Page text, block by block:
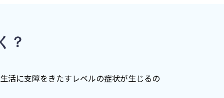
？
活に支障をきたすレベルの症状が生じるの